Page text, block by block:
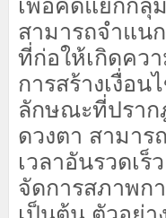
เพื่อคัดแยกกลุ่
สามารถจำแน
ที่ก่อให้เกิดคว
การสร้างเงื่อ
ลักษณะที่ปราก
ดวงตา สามา
เวลาอันรวดเ
จัดการสภาพก